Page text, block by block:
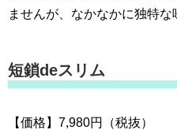
ませんが、なかなかに独特な
短鎖deスリム
【価格】7,980円（税抜）